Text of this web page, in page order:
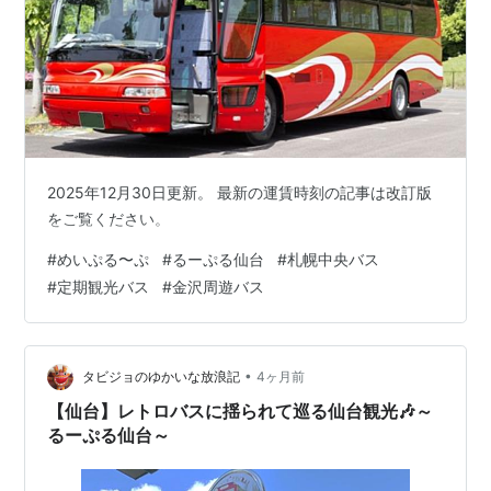
2025年12月30日更新。 最新の運賃時刻の記事は改訂版
をご覧ください。
#めいぷる〜ぷ #るーぷる仙台 #札幌中央バス
#定期観光バス #金沢周遊バス
タビジョのゆかいな放浪記 • 4ヶ月前
【仙台】レトロバスに揺られて巡る仙台観光🎶～
るーぷる仙台～